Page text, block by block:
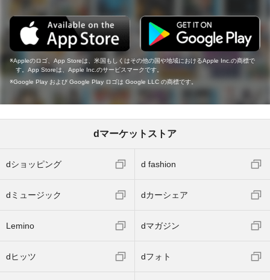
Appleのロゴ、App Storeは、米国もしくはその他の国や地域におけるApple Inc.の商標で
す。App Storeは、Apple Inc.のサービスマークです。
Google Play および Google Play ロゴは Google LLC の商標です。
dマーケットストア
dショッピング d fashion
dミュージック dカーシェア
Lemino dマガジン
dヒッツ dフォト